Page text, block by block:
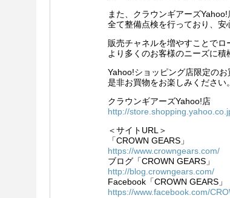
また、クラウンギアーズ
全て整備点検を行っており、安
販売チャネルを増やすことでロ
より多くのお客様のニーズに積
Yahoo!ショッピング店限定の
是非お買物をお楽しみください。
クラウンギアーズYahoo!店
http://
＜サイトURL＞
「CROWN GEARS」
https://www.crowngears.com/
ブログ「CROWN GEARS」
http://blog.crowngears.com/
Facebook「CROWN GEARS」
https://www.facebook.com/